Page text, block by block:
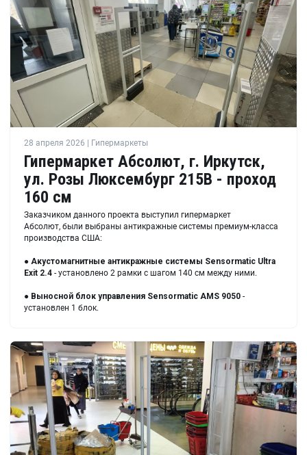
28 апреля 2026 | Гипермаркеты
Гипермаркет Абсолют, г. Иркутск,
ул. Розы Люксембург 215В - проход
160 см
Заказчиком данного проекта выступил гипермаркет
Абсолют, были выбраны антикражные системы премиум-класса
производства США:
● Акустомагнитные антикражные системы Sensormatic Ultra
Exit 2.4 - установлено 2 рамки с шагом 140 см между ними.
● Выносной блок управления Sensormatic AMS 9050 -
установлен 1 блок.